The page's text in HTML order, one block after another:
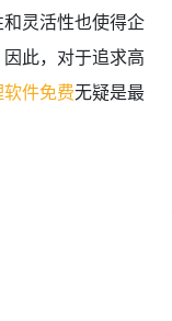
灵活性也使得企
此，对于追求高
件免费无疑是最